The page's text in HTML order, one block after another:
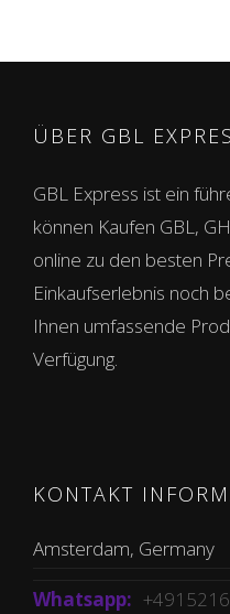
ÜBER GBL
GBL Express ist ein
können Kaufen GBL,
online zu den besten
Einkaufserlebnis noch
Ihnen umfassende
Verfügung.
KONTAKT
Amsterdam, Germany
Whatsapp: